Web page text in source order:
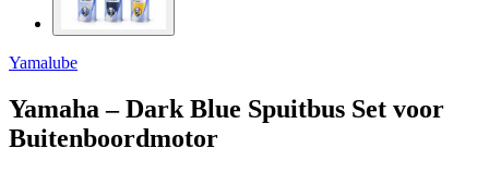
Yamalube
Yamaha – Dark Blue Spuitbus Set voor
Buitenboordmotor